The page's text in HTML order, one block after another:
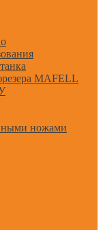
MAFELL
ножами